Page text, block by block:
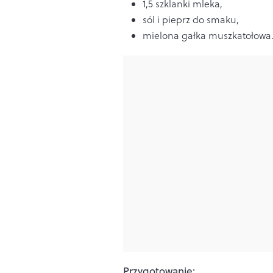
1,5 szklanki mleka,
sól i pieprz do smaku,
mielona gałka muszkatołowa.